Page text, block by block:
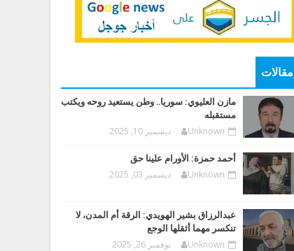
مقالات
مازن العليوي: سوريا.. وطن يستعيد روحه ويكتب
مستقبله
Unknown ديسمبر 10, 2025
أحمد حمزة: الأورام علينا حق
Unknown ديسمبر 03, 2025
عبدالرزاق بشير الهويدي: الرقة أم المدن، لا
تنكسر مهما أثقلها الوجع
Unknown نوفمبر 26, 2025